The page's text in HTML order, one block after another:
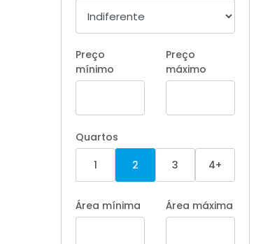
Preço
mínimo
Preço
máximo
Quartos
1
2 3 4+
Área mínima Área máxima